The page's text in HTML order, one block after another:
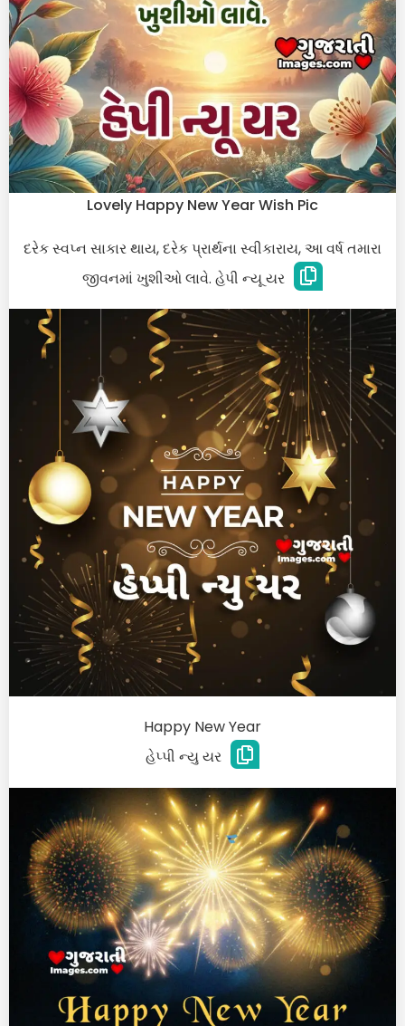
Lovely Happy New Year Wish Pic
દરેક સ્વપ્ન સાકાર થાય, દરેક પ્રાર્થના સ્વીકારાય, આ વર્ષ તમારા
જીવનમાં ખુશીઓ લાવે. હેપી ન્યૂ યર
Happy New Year
હેપ્પી ન્યુ યર